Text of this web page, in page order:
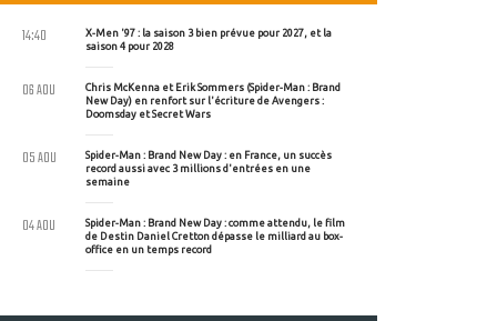
X-Men '97 : la saison 3 bien prévue pour 2027, et la
saison 4 pour 2028
14:40
Chris McKenna et Erik Sommers (Spider-Man : Brand
New Day) en renfort sur l'écriture de Avengers :
Doomsday et Secret Wars
06 AOU
Spider-Man : Brand New Day : en France, un succès
record aussi avec 3 millions d'entrées en une
semaine
05 AOU
Spider-Man : Brand New Day : comme attendu, le film
de Destin Daniel Cretton dépasse le milliard au box-
office en un temps record
04 AOU